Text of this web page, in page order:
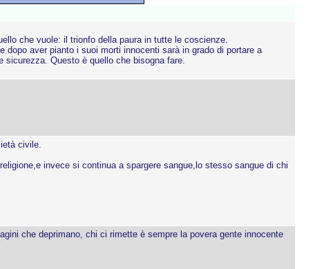
che vuole: il trionfo della paura in tutte le coscienze.
dopo aver pianto i suoi morti innocenti sarà in grado di portare a
sicurezza. Questo è quello che bisogna fare.
civile.
invece si continua a spargere sangue,lo stesso sangue di chi
che deprimano, chi ci rimette è sempre la povera gente innocente